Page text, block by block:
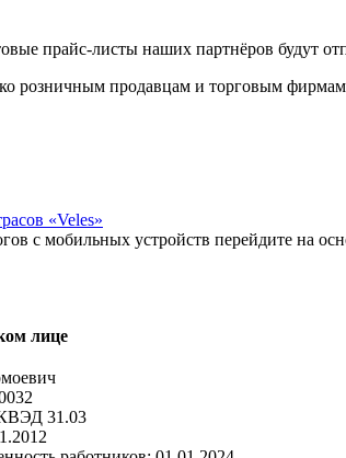
прайс-листы наших партнёров будут
розничным продавцам и торговым фирмам
с мобильных устройств перейдите на
лице
31.03